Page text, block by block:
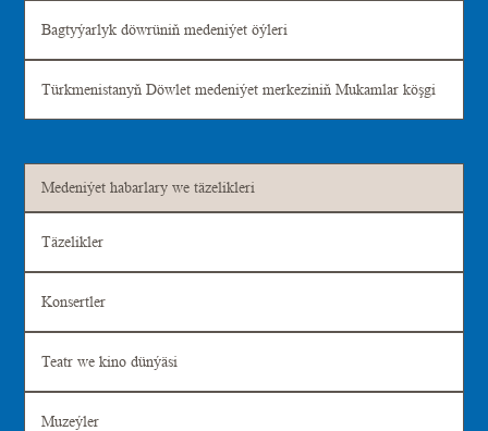
Bagtyýarlyk döwrüniň medeniýet öýleri
Türkmenistanyň Döwlet medeniýet merkeziniň Mukamlar köşgi
Medeniýet habarlary we täzelikleri
Täzelikler
Konsertler
Teatr we kino dünýäsi
Muzeýler